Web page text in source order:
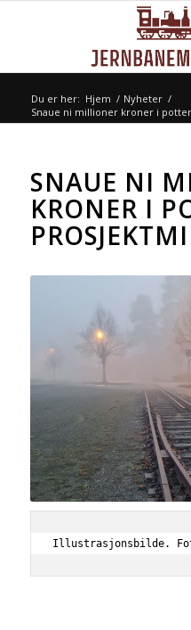
Du er her: Hjem / Nyheter /
Snaue ni millioner kroner i
SNAUE NI
KRONER I
Illustrasjonsbilde.